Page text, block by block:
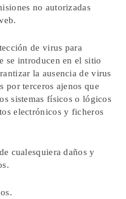
no autorizadas
de virus para
se introducen en el sitio
la ausencia de virus
por terceros ajenos que
sistemas físicos o lógicos
electrónicos y ficheros
cualesquiera daños y